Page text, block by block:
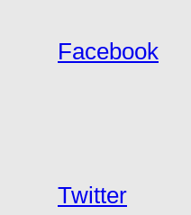
Facebook
Twitter